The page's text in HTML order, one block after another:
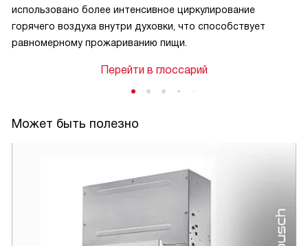
использовано более интенсивное циркулирование
горячего воздуха внутри духовки, что способствует
равномерному прожариванию пищи.
Перейти в глоссарий
Может быть полезно